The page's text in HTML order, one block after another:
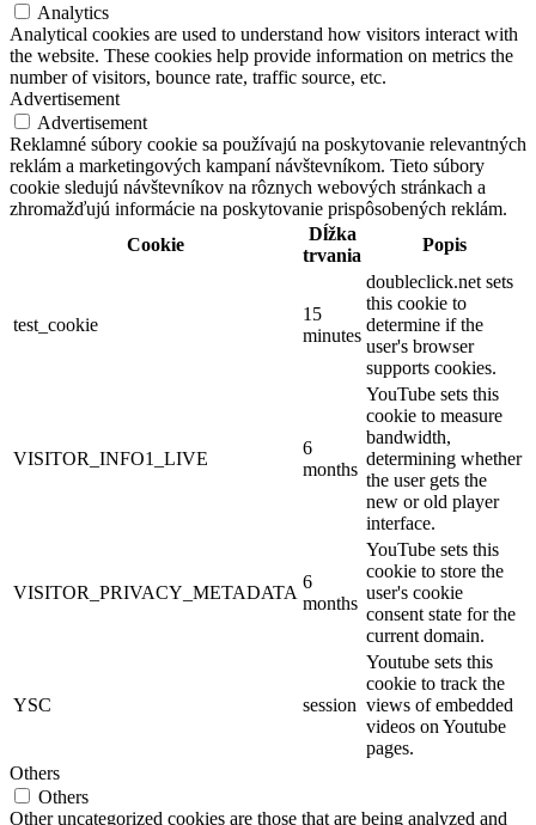
Analytics
Analytical cookies are used to understand how visitors interact with
the website. These cookies help provide information on metrics the
number of visitors, bounce rate, traffic source, etc.
Advertisement
Advertisement
Reklamné súbory cookie sa používajú na poskytovanie relevantných
reklám a marketingových kampaní návštevníkom. Tieto súbory
cookie sledujú návštevníkov na rôznych webových stránkach a
zhromažďujú informácie na poskytovanie prispôsobených reklám.
Cookie
Dĺžka
trvania
Popis
test_cookie
15
minutes
doubleclick.net sets
this cookie to
determine if the
user's browser
supports cookies.
VISITOR_INFO1_LIVE
6
months
YouTube sets this
cookie to measure
bandwidth,
determining whether
the user gets the
new or old player
interface.
VISITOR_PRIVACY_METADATA
6
months
YouTube sets this
cookie to store the
user's cookie
consent state for the
current domain.
YSC session
Youtube sets this
cookie to track the
views of embedded
videos on Youtube
pages.
Others
Others
Other uncategorized cookies are those that are being analyzed and